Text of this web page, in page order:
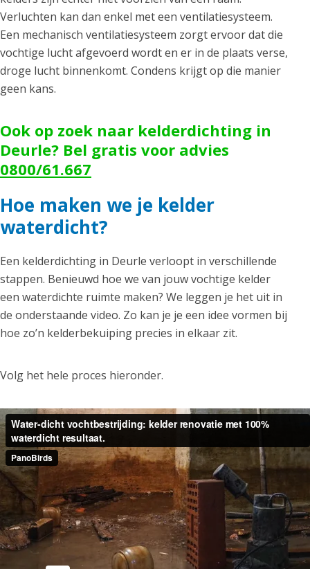
Verluchten kan dan enkel met een ventilatiesysteem.
Een mechanisch ventilatiesysteem zorgt ervoor dat die
vochtige lucht afgevoerd wordt en er in de plaats verse,
droge lucht binnenkomt. Condens krijgt op die manier
geen kans.
Ook op zoek naar kelderdichting in
Deurle? Bel gratis voor advies
0800/61.667
Hoe maken we je kelder
waterdicht?
Een kelderdichting in Deurle verloopt in verschillende
stappen. Benieuwd hoe we van jouw vochtige kelder
een waterdichte ruimte maken? We leggen je het uit in
de onderstaande video. Zo kan je je een idee vormen bij
hoe zo’n kelderbekuiping precies in elkaar zit.
Volg het hele proces hieronder.